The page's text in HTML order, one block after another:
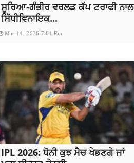
ਸੂਰਿਆ-ਗੰਭੀਰ ਵਰਲਡ ਕੱਪ ਟਰਾਫੀ ਨਾਲ
ਸਿੱਧੀਵਿਨਾਇਕ...
Mar 14, 2026 7:01 Pm
IPL 2026: ਧੋਨੀ ਕੁਝ ਮੈਚ ਖੇਡਣਗੇ ਜਾਂ